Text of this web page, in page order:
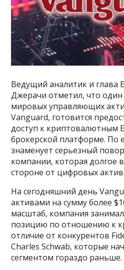
Ведущий аналитик и глава
Джерачи отметил, что
мировых управляющих
Vanguard, готовится
доступ к криптовалютным
брокерской платформе. По
знаменует серьезный
компании, которая долгое
стороне от цифровых
На сегодняшний день
активами на сумму более
масштаб, компания
позицию по отношению к
отличие от конкурентов
Charles Schwab, которые
сегментом гораздо раньше.